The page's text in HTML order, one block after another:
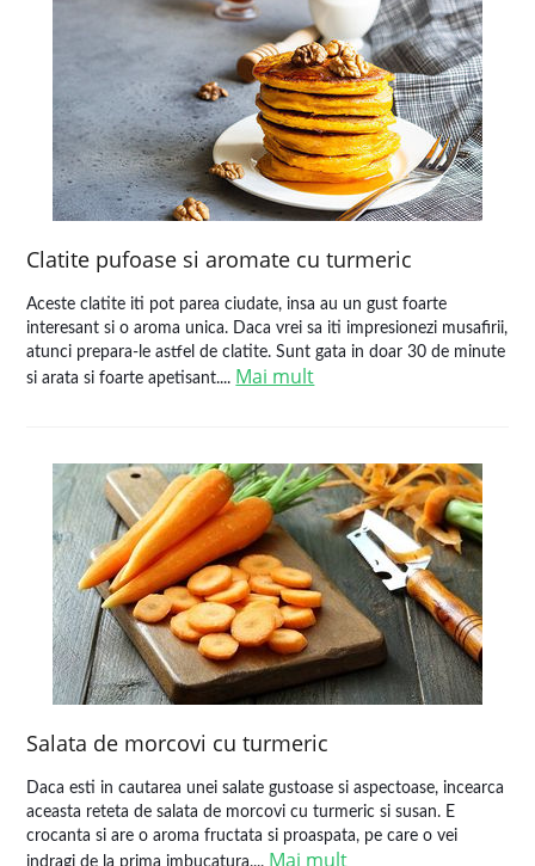
Clatite pufoase si aromate cu turmeric
Aceste clatite iti pot parea ciudate, insa au un gust foarte
interesant si o aroma unica. Daca vrei sa iti impresionezi musafirii,
atunci prepara-le astfel de clatite. Sunt gata in doar 30 de minute
si arata si foarte apetisant.... Mai mult
Salata de morcovi cu turmeric
Daca esti in cautarea unei salate gustoase si aspectoase, incearca
aceasta reteta de salata de morcovi cu turmeric si susan. E
crocanta si are o aroma fructata si proaspata, pe care o vei
indragi de la prima imbucatura.... Mai mult